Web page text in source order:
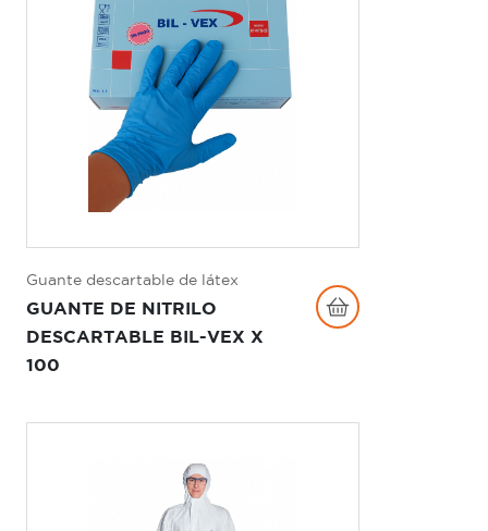
Guante descartable de látex
GUANTE DE NITRILO
DESCARTABLE BIL-VEX X
100